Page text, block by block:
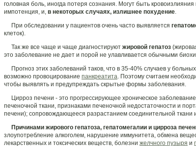
головная боль, иногда потеря сознания. Могут быть
импотенция, и, в некоторых случаях, излишнее похудение.
При обследовании у пациентов очень часто выявляется
клеток).
Так же все чаще и чаще диагностируют жировой гепатоз
это заболевание не дает и порой не улавливается обычными
Прогноз этих заболеваний таков, что в 35-40% случаев у
возможно провоцирование панкреатита. Поэтому считаем
чтобы выявлять и предупреждать скрытые формы заболевания.
Цирроз печени - это прогрессирующее хроническое
печеночной ткани, признаками печеночной недостаточности и
печени); сопровождающееся разрастанием соединительной ткани
Причинами жирового гепатоза, гепатомегалии и цирроза
злоупотребление алкоголем, нарушение иммунитета, обмена
лекарственных и токсических веществ, болезни желчного пузыря и